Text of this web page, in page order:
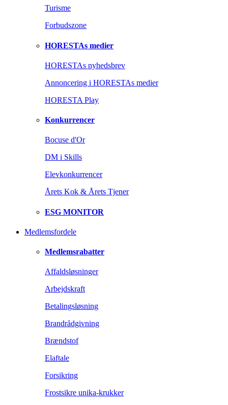
Turisme
Forbudszone
HORESTAs medier
HORESTAs nyhedsbrev
Annoncering i HORESTAs medier
HORESTA Play
Konkurrencer
Bocuse d'Or
DM i Skills
Elevkonkurrencer
Årets Kok & Årets Tjener
ESG MONITOR
Medlemsfordele
Medlemsrabatter
Affaldsløsninger
Arbejdskraft
Betalingsløsning
Brandrådgivning
Brændstof
Elaftale
Forsikring
Frostsikre unika-krukker